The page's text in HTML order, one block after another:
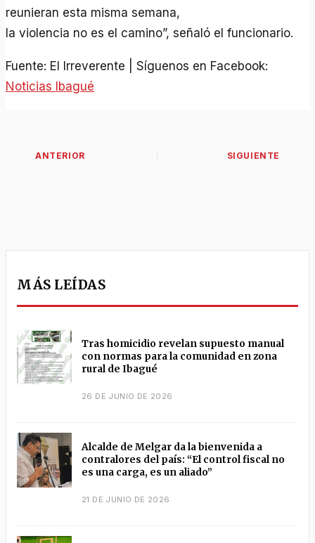
reunieran esta misma semana,
la violencia no es el camino”, señaló el funcionario.
Fuente: El Irreverente | Síguenos en Facebook:
Noticias Ibagué
MÁS LEÍDAS
Tras homicidio revelan supuesto manual
con normas para la comunidad en zona
rural de Ibagué
26 DE JUNIO DE 2026
Alcalde de Melgar da la bienvenida a
contralores del país: “El control fiscal no
es una carga, es un aliado”
21 DE JUNIO DE 2026